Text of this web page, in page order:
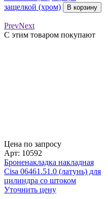
защелкой (хром)
В корзину
PrevNext
С этим товаром покупают
Цена по запросу
Арт: 10592
Броненакладка накладная
Cisa 06461.51.0 (латунь) для
цилиндра со штоком
Уточнить цену